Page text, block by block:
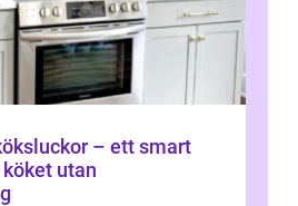
– ett smart
utan